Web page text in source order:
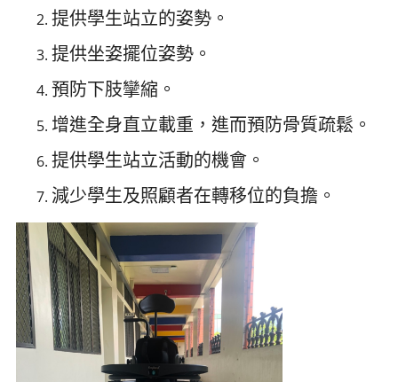
提供學生站立的姿勢。
提供坐姿擺位姿勢。
預防下肢攣縮。
增進全身直立載重，進而預防骨質疏鬆。
提供學生站立活動的機會。
減少學生及照顧者在轉移位的負擔。